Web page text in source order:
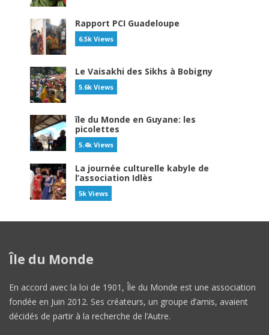
Rapport PCI Guadeloupe
6.5k Views
Le Vaisakhi des Sikhs à Bobigny
5.6k Views
île du Monde en Guyane: les
picolettes
5.4k Views
La journée culturelle kabyle de
l’association Idlès
5k Views
Île du Monde
En accord avec la loi de 1901, Île du Monde est une association
fondée en Juin 2012. Ses créateurs, un groupe d’amis, avaient
décidés de partir à la recherche de l’Autre.